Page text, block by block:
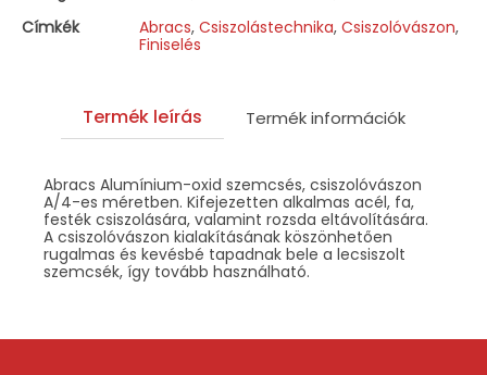
Címkék
Abracs, Csiszolástechnika, Csiszolóvászon,
Finiselés
Termék leírás Termék információk
Abracs Alumínium-oxid szemcsés, csiszolóvászon
A/4-es méretben. Kifejezetten alkalmas acél, fa,
festék csiszolására, valamint rozsda eltávolítására.
A csiszolóvászon kialakításának köszönhetően
rugalmas és kevésbé tapadnak bele a lecsiszolt
szemcsék, így tovább használható.